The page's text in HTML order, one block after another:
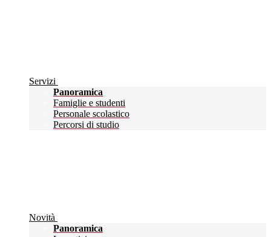
Servizi
Panoramica
Famiglie e studenti
Personale scolastico
Percorsi di studio
Novità
Panoramica